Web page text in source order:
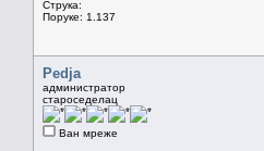
Струка:
Поруке: 1.137
Pedja
администратор
староседелац
Ван мреже